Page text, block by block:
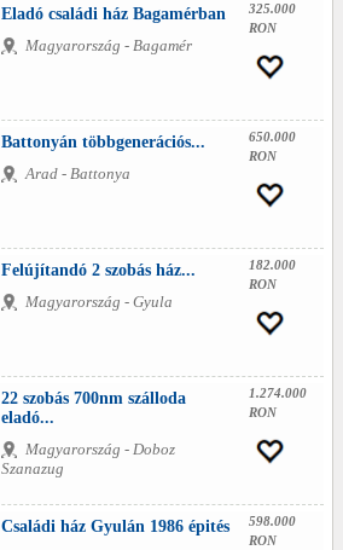
Eladó családi ház Bagamérban
Magyarország - Bagamér
325.000
RON
Battonyán többgenerációs...
Arad - Battonya
650.000
RON
Felújítandó 2 szobás ház...
Magyarország - Gyula
182.000
RON
22 szobás 700nm szálloda
eladó...
Magyarország - Doboz
Szanazug
1.274.000
RON
Családi ház Gyulán 1986 épités
598.000
RON